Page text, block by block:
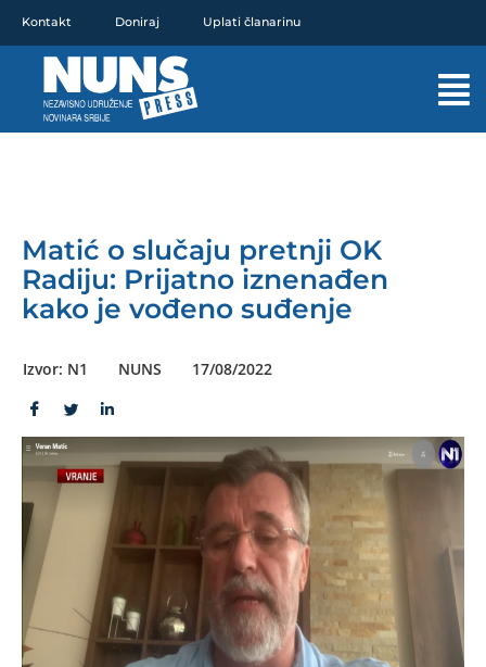
sadržaj
Kontakt Doniraj Uplati članarinu
Matić o slučaju pretnji OK
Radiju: Prijatno iznenađen
kako je vođeno suđenje
Izvor: N1 NUNS 17/08/2022